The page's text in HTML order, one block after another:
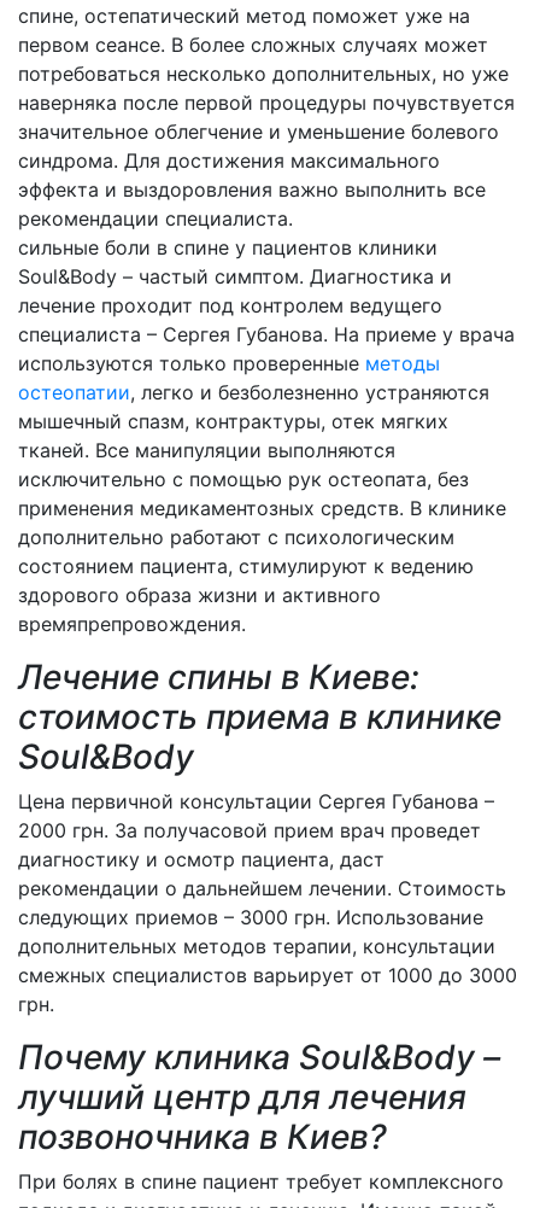
спине, остепатический метод поможет уже на
первом сеансе. В более сложных случаях может
потребоваться несколько дополнительных, но уже
наверняка после первой процедуры почувствуется
значительное облегчение и уменьшение болевого
синдрома. Для достижения максимального
эффекта и выздоровления важно выполнить все
рекомендации специалиста.
сильные боли в спине у пациентов клиники
Soul&Body – частый симптом. Диагностика и
лечение проходит под контролем ведущего
специалиста – Сергея Губанова. На приеме у врача
используются только проверенные методы
остеопатии, легко и безболезненно устраняются
мышечный спазм, контрактуры, отек мягких
тканей. Все манипуляции выполняются
исключительно с помощью рук остеопата, без
применения медикаментозных средств. В клинике
дополнительно работают с психологическим
состоянием пациента, стимулируют к ведению
здорового образа жизни и активного
времяпрепровождения.
Лечение спины в Киеве:
стоимость приема в клинике
Soul&Body
Цена первичной консультации Сергея Губанова –
2000 грн. За получасовой прием врач проведет
диагностику и осмотр пациента, даст
рекомендации о дальнейшем лечении. Стоимость
следующих приемов – 3000 грн. Использование
дополнительных методов терапии, консультации
смежных специалистов варьирует от 1000 до 3000
грн.
Почему клиника Soul&Body –
лучший центр для лечения
позвоночника в Киев?
При болях в спине пациент требует комплексного